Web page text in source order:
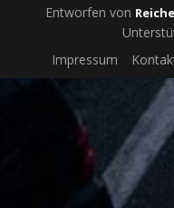
Entworfen von
Impressum